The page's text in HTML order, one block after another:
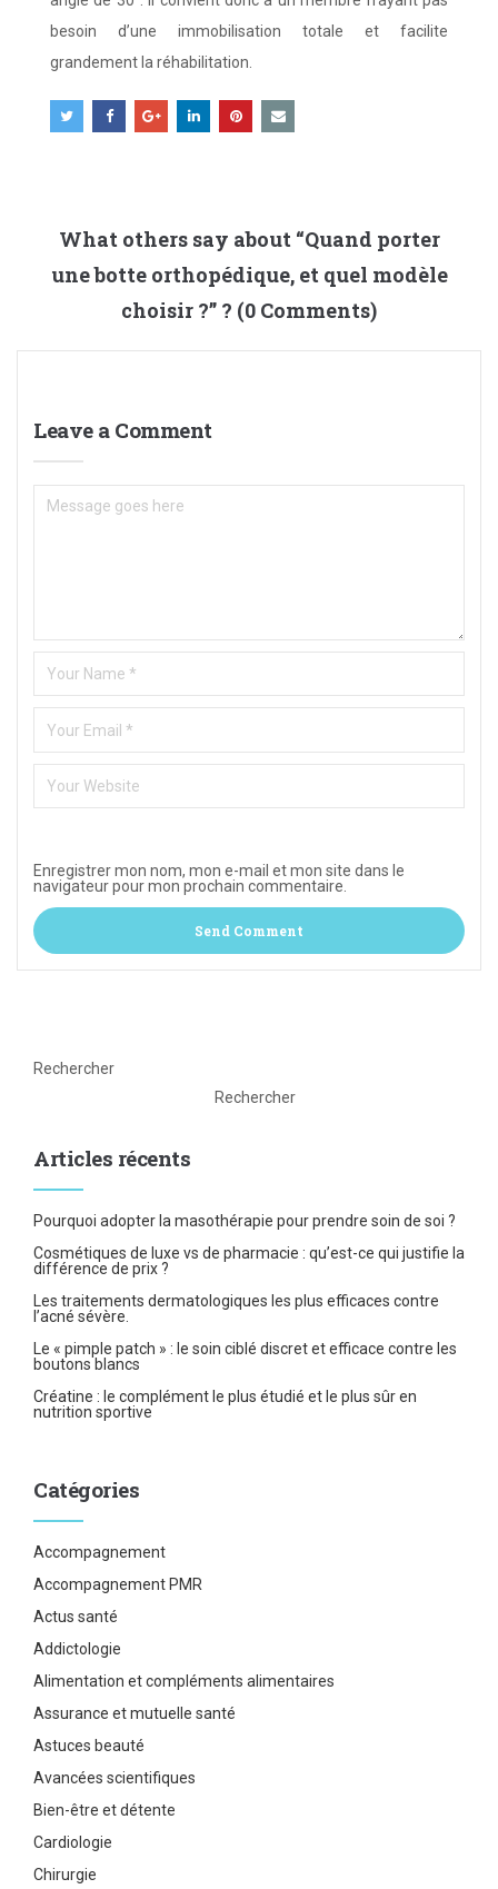
besoin d’une immobilisation totale et facilite
grandement la réhabilitation.
What others say about “Quand porter
une botte orthopédique, et quel modèle
choisir ?” ? (0 Comments)
Leave a Comment
Enregistrer mon nom, mon e-mail et mon site dans le
navigateur pour mon prochain commentaire.
Rechercher
Rechercher
Articles récents
Pourquoi adopter la masothérapie pour prendre soin de soi ?
Cosmétiques de luxe vs de pharmacie : qu’est-ce qui justifie la
différence de prix ?
Les traitements dermatologiques les plus efficaces contre
l’acné sévère.
Le « pimple patch » : le soin ciblé discret et efficace contre les
boutons blancs
Créatine : le complément le plus étudié et le plus sûr en
nutrition sportive
Catégories
Accompagnement
Accompagnement PMR
Actus santé
Addictologie
Alimentation et compléments alimentaires
Assurance et mutuelle santé
Astuces beauté
Avancées scientifiques
Bien-être et détente
Cardiologie
Chirurgie